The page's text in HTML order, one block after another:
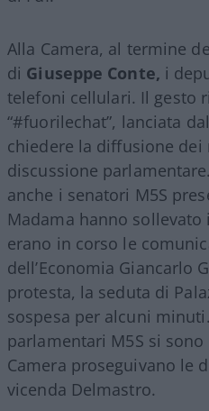
Alla Camera, al termine
di Giuseppe Conte, i
telefoni cellulari. Il gesto
“#fuorilechat”, lanciata
chiedere la diffusione dei
discussione
anche i senatori M5S
Madama hanno sollevato
erano in corso le
dell’Economia Giancarlo
protesta, la seduta di
sospesa per alcuni
parlamentari M5S si
Camera proseguivano le
vicenda Delmastro.